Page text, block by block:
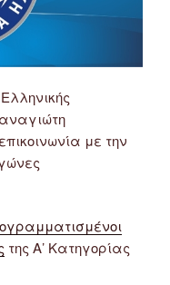
με την
της Α’ Κατηγορίας